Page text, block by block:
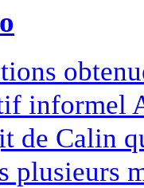
informel
de Calin
plusieurs